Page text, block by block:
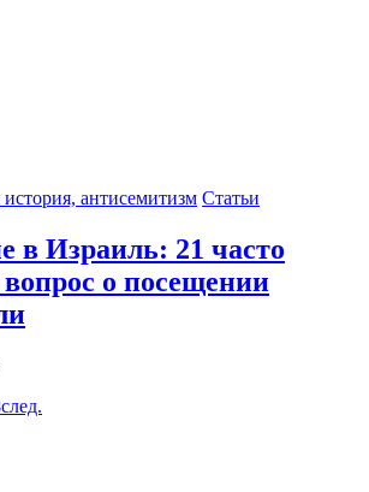
антисемитизм Статьи
в Израиль: 21 часто
о посещении
след.